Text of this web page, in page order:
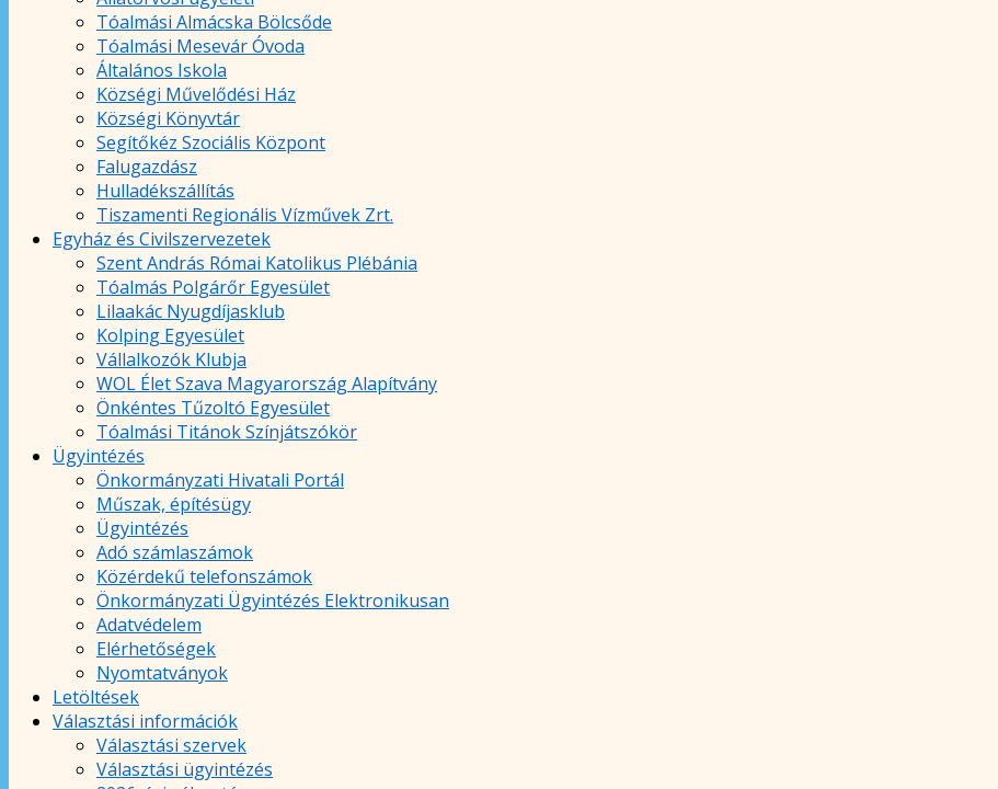
Tóalmási Almácska Bölcsőde
Tóalmási Mesevár Óvoda
Általános Iskola
Községi Művelődési Ház
Községi Könyvtár
Segítőkéz Szociális Központ
Falugazdász
Hulladékszállítás
Tiszamenti Regionális Vízművek Zrt.
Egyház és Civilszervezetek
Szent András Római Katolikus Plébánia
Tóalmás Polgárőr Egyesület
Lilaakác Nyugdíjasklub
Kolping Egyesület
Vállalkozók Klubja
WOL Élet Szava Magyarország Alapítvány
Önkéntes Tűzoltó Egyesület
Tóalmási Titánok Színjátszókör
Ügyintézés
Önkormányzati Hivatali Portál
Műszak, építésügy
Ügyintézés
Adó számlaszámok
Közérdekű telefonszámok
Önkormányzati Ügyintézés Elektronikusan
Adatvédelem
Elérhetőségek
Nyomtatványok
Letöltések
Választási információk
Választási szervek
Választási ügyintézés